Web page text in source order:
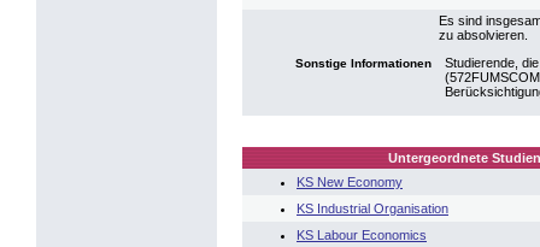
Sonstige Informationen
Es sind
zu absolvieren.
Studierende,
Untergeordnete
KS New Economy
KS Industrial Organisation
KS Labour Economics